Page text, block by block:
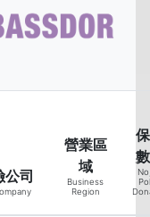
公司
營業區
域
Business
Region